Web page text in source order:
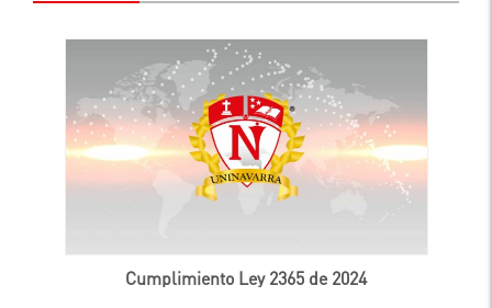
Cumplimiento Ley 2365 de 2024